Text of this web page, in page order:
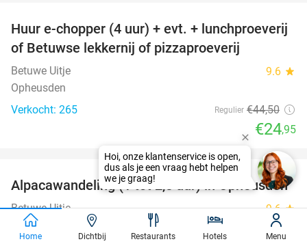
44%
Huur e-chopper (4 uur) + evt. + lunchproeverij
of Betuwse lekkernij of pizzaproeverij
Betuwe Uitje 9.6 star
Opheusden
Verkocht: 265
Regulier €44,50
€24,95
38%
favorite_border
Alpacawandeling (1 tot 2,5 uur) in Opheusden
Betuwe Uitje 9.6star
Opheusden
Home Dichtbij Restaurants Hotels Menu